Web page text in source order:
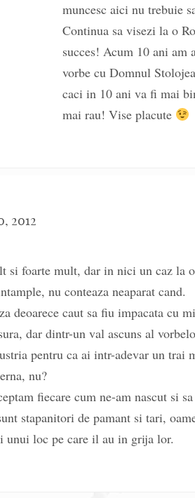
muncesc aici nu trebuie
Continua sa visezi la o
succes! Acum 10 ani am
vorbe cu Domnul
caci in 10 ani va fi mai
mai rau! Vise placute
2012
si foarte mult, dar in nici un caz la
nu conteaza neaparat cand.
deoarece caut sa fiu impacata cu
dar dintr-un val ascuns al
pentru ca ai intr-adevar un trai
nu?
fiecare cum ne-am nascut si
stapanitori de pamant si tari,
unui loc pe care il au in grija lor.